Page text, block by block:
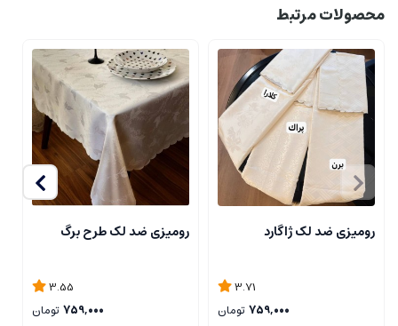
محصولات مرتبط
رومیزی ضد لک ژاگارد
3.71
759,000 تومان
رومیزی ضد لک طرح برگ
3.55
759,000 تومان